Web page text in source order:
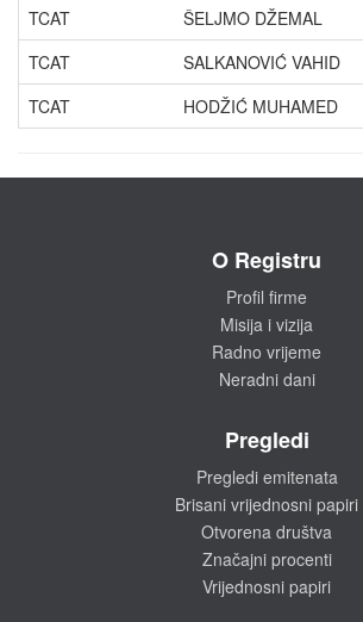
TCAT
ŠELJMO DŽEMAL
TCAT
SALKANOVIĆ VAHID
TCAT
HODŽIĆ MUHAMED
O Registru
Profil firme
Misija i vizija
Radno vrijeme
Neradni dani
Pregledi
Pregledi emitenata
Brisani vrijednosni papiri
Otvorena društva
Značajni procenti
Vrijednosni papiri